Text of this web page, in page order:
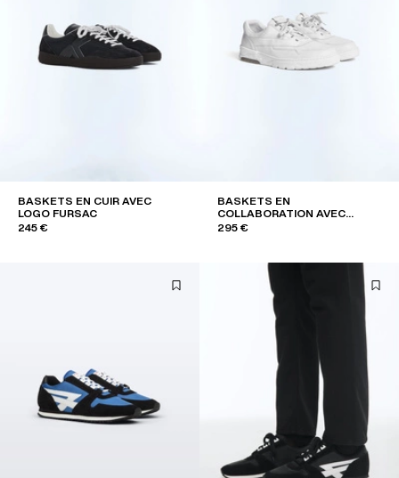
BASKETS EN CUIR AVEC
LOGO FURSAC
245 €
BASKETS EN
COLLABORATION AVEC
MEPHISTO
295 €